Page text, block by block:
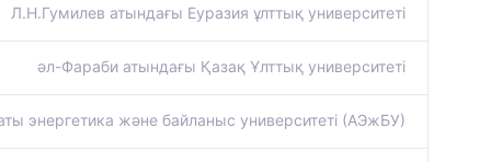
Л.Н.Гумилев атындағы Еуразия ұлттық университеті
әл-Фараби атындағы Қазақ Ұлттық университеті
энергетика және байланыс университеті (АЭжБУ)